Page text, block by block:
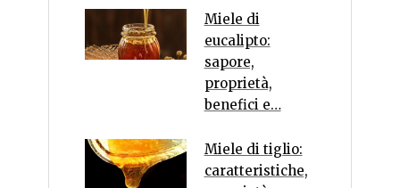
Miele di
eucalipto:
sapore,
proprietà,
benefici e…
Miele di tiglio:
caratteristiche,